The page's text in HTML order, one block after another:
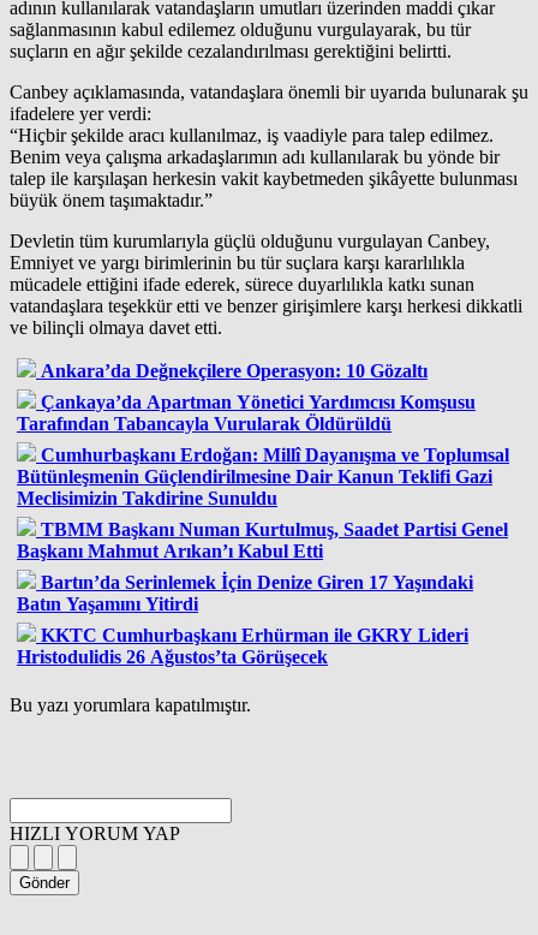
adının kullanılarak vatandaşların umutları üzerinden maddi çıkar
sağlanmasının kabul edilemez olduğunu vurgulayarak, bu tür
suçların en ağır şekilde cezalandırılması gerektiğini belirtti.
Canbey açıklamasında, vatandaşlara önemli bir uyarıda bulunarak şu
ifadelere yer verdi:
“Hiçbir şekilde aracı kullanılmaz, iş vaadiyle para talep edilmez.
Benim veya çalışma arkadaşlarımın adı kullanılarak bu yönde bir
talep ile karşılaşan herkesin vakit kaybetmeden şikâyette bulunması
büyük önem taşımaktadır.”
Devletin tüm kurumlarıyla güçlü olduğunu vurgulayan Canbey,
Emniyet ve yargı birimlerinin bu tür suçlara karşı kararlılıkla
mücadele ettiğini ifade ederek, sürece duyarlılıkla katkı sunan
vatandaşlara teşekkür etti ve benzer girişimlere karşı herkesi dikkatli
ve bilinçli olmaya davet etti.
Ankara’da Değnekçilere Operasyon: 10 Gözaltı
Çankaya’da Apartman Yönetici Yardımcısı Komşusu
Tarafından Tabancayla Vurularak Öldürüldü
Cumhurbaşkanı Erdoğan: Millî Dayanışma ve Toplumsal
Bütünleşmenin Güçlendirilmesine Dair Kanun Teklifi Gazi
Meclisimizin Takdirine Sunuldu
TBMM Başkanı Numan Kurtulmuş, Saadet Partisi Genel
Başkanı Mahmut Arıkan’ı Kabul Etti
Bartın’da Serinlemek İçin Denize Giren 17 Yaşındaki
Batın Yaşamını Yitirdi
KKTC Cumhurbaşkanı Erhürman ile GKRY Lideri
Hristodulidis 26 Ağustos’ta Görüşecek
Bu yazı yorumlara kapatılmıştır.
HIZLI YORUM YAP
Gönder